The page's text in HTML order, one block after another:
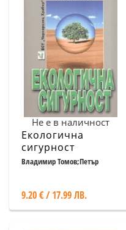
Не е в наличност
Екологична
сигурност
Владимир Томов;Петър
9.20 € / 17.99 ЛВ.